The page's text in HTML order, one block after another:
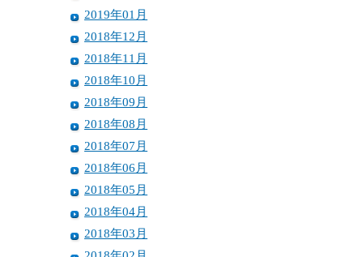
2019年01月
2018年12月
2018年11月
2018年10月
2018年09月
2018年08月
2018年07月
2018年06月
2018年05月
2018年04月
2018年03月